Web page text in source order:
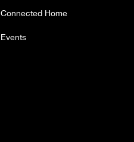
Connected Home
Events